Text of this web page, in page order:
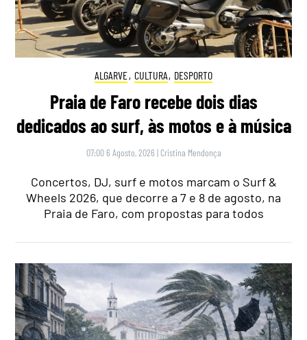
ALGARVE, CULTURA, DESPORTO
Praia de Faro recebe dois dias
dedicados ao surf, às motos e à música
07:00 6 Agosto, 2026 | Cristina Mendonça
Concertos, DJ, surf e motos marcam o Surf &
Wheels 2026, que decorre a 7 e 8 de agosto, na
Praia de Faro, com propostas para todos